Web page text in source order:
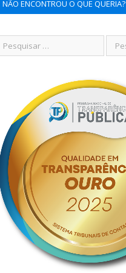
NÃO ENCONTROU O QUE QUERIA?